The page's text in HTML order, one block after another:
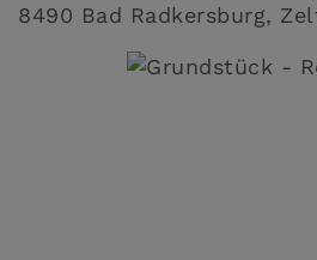
8490 Bad Radkersburg,